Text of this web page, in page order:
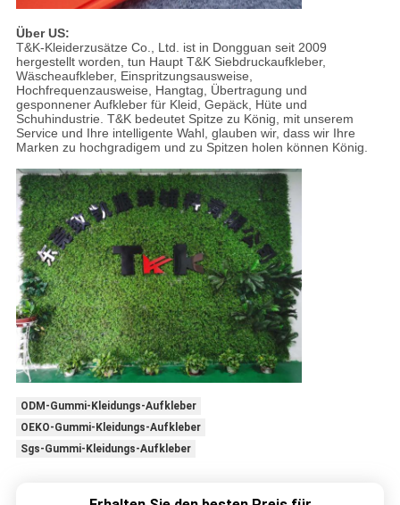
Über US:
T&K-Kleiderzusätze Co., Ltd. ist in Dongguan seit 2009
hergestellt worden, tun Haupt T&K Siebdruckaufkleber,
Wäscheaufkleber, Einspritzungsausweise,
Hochfrequenzausweise, Hangtag, Übertragung und
gesponnener Aufkleber für Kleid, Gepäck, Hüte und
Schuhindustrie. T&K bedeutet Spitze zu König, mit unserem
Service und Ihre intelligente Wahl, glauben wir, dass wir Ihre
Marken zu hochgradigem und zu Spitzen holen können König.
ODM-Gummi-Kleidungs-Aufkleber
OEKO-Gummi-Kleidungs-Aufkleber
Sgs-Gummi-Kleidungs-Aufkleber